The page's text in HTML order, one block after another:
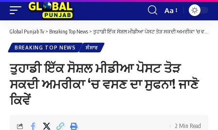
Font
Resizer
Aa
Global Punjab Tv > Breaking Top News > ਤੁਹਾਡੀ ਇੱਕ ਸੋਸ਼ਲ ਮੀਡੀਆ ਪੋਸਟ ਤੋੜ ਸਕਦੀ ਅਮਰੀਕਾ ‘ਚ ਵਸਣ ਦਾ ਸੁਫਨਾ! ਜਾਣੋ ਕਿਵੇਂ
BREAKING TOP NEWS ਸੰਸਾਰ
ਤੁਹਾਡੀ ਇੱਕ ਸੋਸ਼ਲ ਮੀਡੀਆ ਪੋਸਟ ਤੋੜ
ਸਕਦੀ ਅਮਰੀਕਾ ‘ਚ ਵਸਣ ਦਾ ਸੁਫਨਾ! ਜਾਣੋ
ਕਿਵੇਂ
2 Min Read